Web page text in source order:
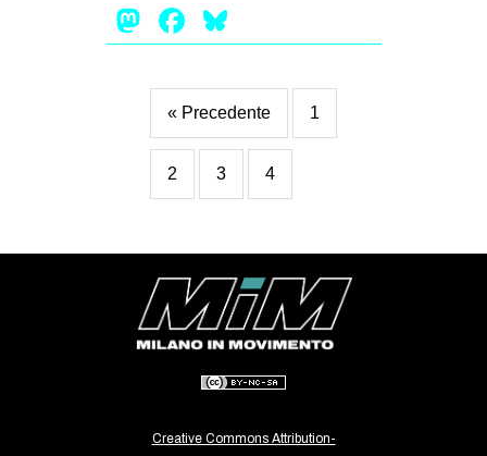
in
Fb
tw
SEARCH
Mastodon
Facebook
« Precedente 1
2 3 4
Creative Commons Attribution-